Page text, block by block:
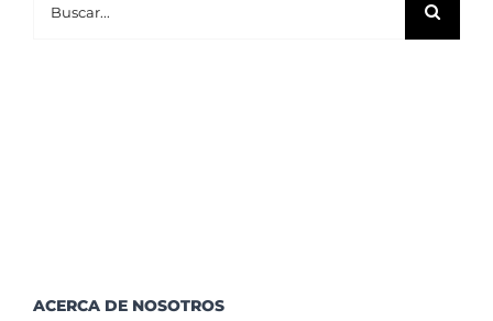
ACERCA DE NOSOTROS